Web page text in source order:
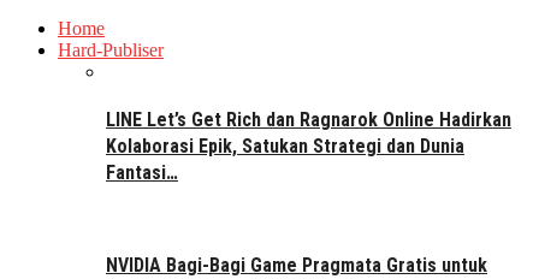
Home
Hard-Publiser
LINE Let’s Get Rich dan Ragnarok Online Hadirkan
Kolaborasi Epik, Satukan Strategi dan Dunia
Fantasi…
NVIDIA Bagi-Bagi Game Pragmata Gratis untuk